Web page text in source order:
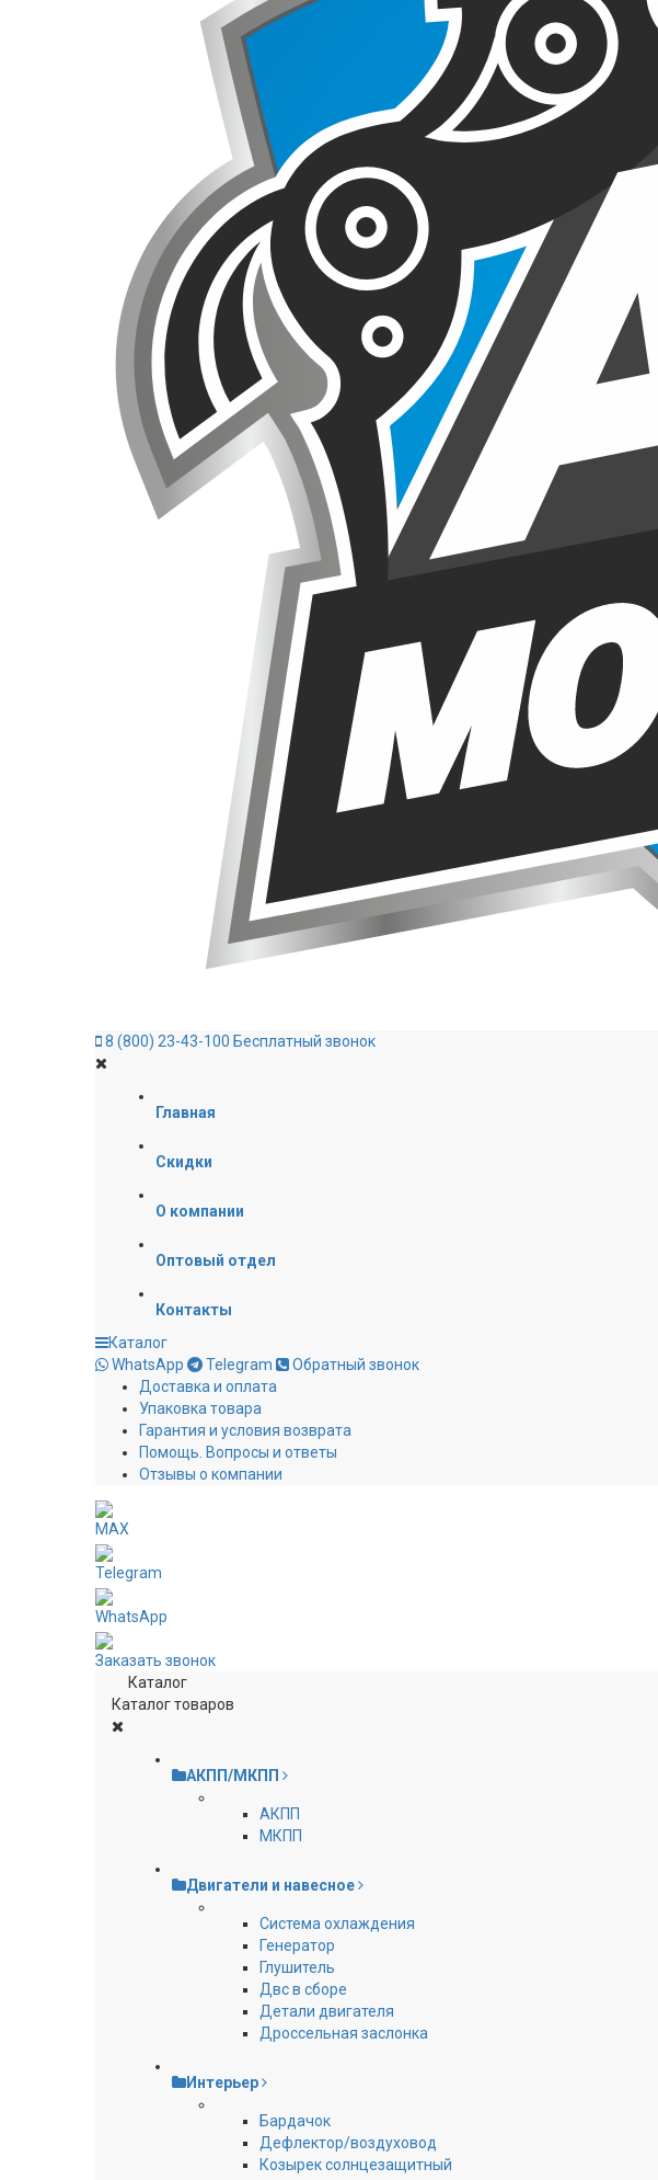
8 (800) 23-43-100 Бесплатный звонок
Главная
Скидки
О компании
Оптовый отдел
Контакты
Каталог
WhatsApp
Telegram
Обратный звонок
Доставка и оплата
Упаковка товара
Гарантия и условия возврата
Помощь. Вопросы и ответы
Отзывы о компании
MAX
Telegram
WhatsApp
Заказать звонок
Каталог
Каталог товаров
АКПП/МКПП
АКПП
МКПП
Двигатели и навесное
Cистема охлаждения
Генератор
Глушитель
Двс в сборе
Детали двигателя
Дроссельная заслонка
Интерьер
Бардачок
Дефлектор/воздуховод
Козырек солнцезащитный